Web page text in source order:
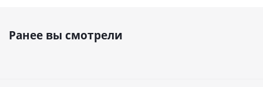
Ранее вы смотрели